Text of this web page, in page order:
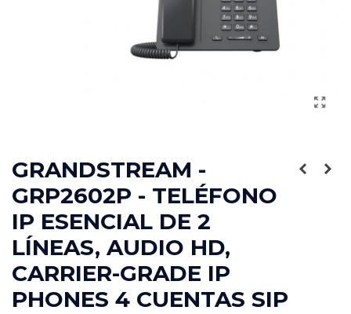
GRANDSTREAM -
GRP2602P - TELÉFONO
IP ESENCIAL DE 2
LÍNEAS, AUDIO HD,
CARRIER-GRADE IP
PHONES 4 CUENTAS SIP